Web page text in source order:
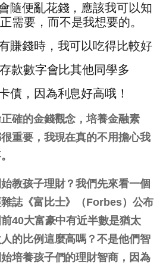
隨便亂花錢，應該我可以知
需要，而不是我想要的。
賺錢時，我可以吃得比較好
款數字會比其他同學多
債，因為利息好高哦！
確的金錢觀念，培養金融素
重要，我現在真的不用擔心我
教孩子理財？我們先來看一個
誌《富比士》（Forbes）公布
40大富豪中有近半數是猶太
的比例這麼高嗎？不是他們智
培養孩子們的理財智商，因為